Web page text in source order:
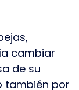
cambiar
de su
también por